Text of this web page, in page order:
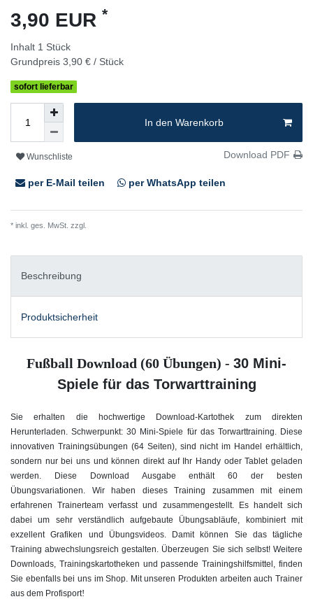
3,90 EUR *
Inhalt 1 Stück
Grundpreis 3,90 € / Stück
sofort lieferbar
In den Warenkorb
Wunschliste Download PDF
per E-Mail teilen per WhatsApp teilen
* inkl. ges. MwSt. zzgl.
Beschreibung
Produktsicherheit
Fußball Download (60 Übungen) - 30 Mini-
Spiele für das Torwarttraining
Sie erhalten die hochwertige Download-Kartothek zum direkten
Herunterladen. Schwerpunkt: 30 Mini-Spiele für das Torwarttraining . Diese
innovativen Trainingsübungen (64 Seiten), sind nicht im Handel erhältlich,
sondern nur bei uns und können direkt auf Ihr Handy oder Tablet geladen
werden. Diese Download Ausgabe enthält 60 der besten
Übungsvariationen. Wir haben dieses Training zusammen mit einem
erfahrenen Trainerteam verfasst und zusammengestellt. Es handelt sich
dabei um sehr verständlich aufgebaute Übungsabläufe, kombiniert mit
exzellent Grafiken und Übungsvideos. Damit können Sie das tägliche
Training abwechslungsreich gestalten. Überzeugen Sie sich selbst! Weitere
Downloads, Trainingskartotheken und passende Trainingshilfsmittel, finden
Sie ebenfalls bei uns im Shop. Mit unseren Produkten arbeiten auch Trainer
aus dem Profisport!